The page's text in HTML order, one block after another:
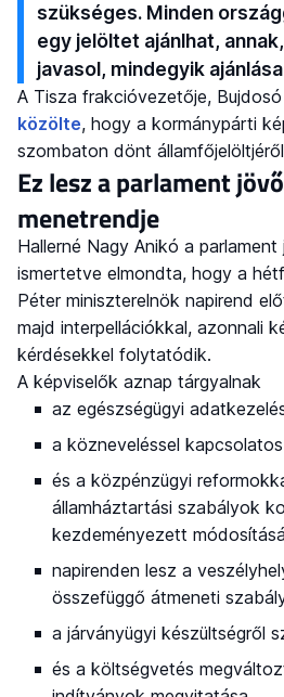
szükséges. Minden
egy jelöltet ajánlhat,
javasol, mindegyik
A Tisza frakcióvezetője, Bujdosó
közölte, hogy a kormánypárti
szombaton dönt
Ez lesz a parlament
menetrendje
Hallerné Nagy Anikó a
ismertetve elmondta, hogy a
Péter miniszterelnök napirend
majd interpellációkkal, azonnali
kérdésekkel folytatódik.
A képviselők aznap tárgyalnak
az egészségügyi
a közneveléssel
és a közpénzügyi
államháztartási szabályok
kezdeményezett
napirenden lesz a
összefüggő átmeneti
a járványügyi készültségről
és a költségvetés